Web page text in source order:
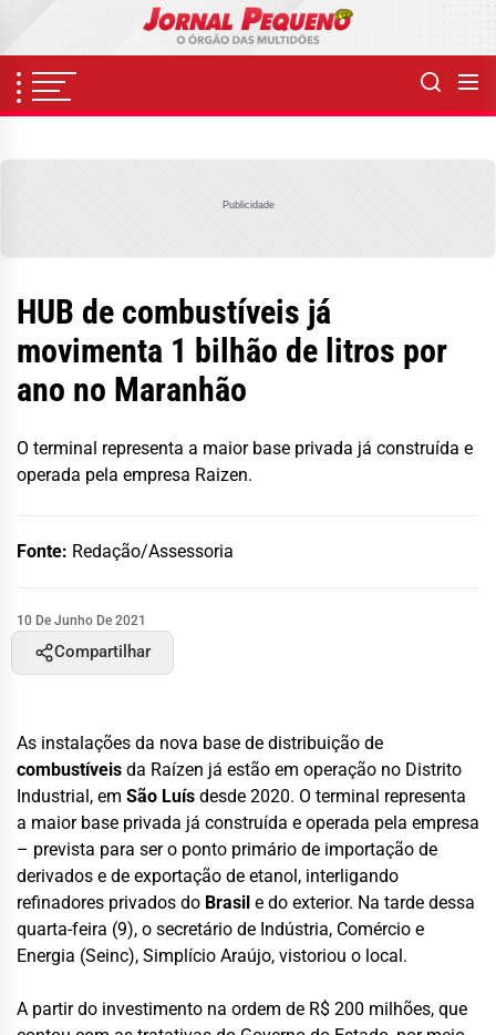
content
Publicidade
HUB de combustíveis já
movimenta 1 bilhão de litros por
ano no Maranhão
O terminal representa a maior base privada já construída e
operada pela empresa Raizen.
Fonte: Redação/Assessoria
10 De Junho De 2021
Compartilhar
As instalações da nova base de distribuição de
combustíveis da Raízen já estão em operação no Distrito
Industrial, em São Luís desde 2020. O terminal representa
a maior base privada já construída e operada pela empresa
– prevista para ser o ponto primário de importação de
derivados e de exportação de etanol, interligando
refinadores privados do Brasil e do exterior. Na tarde dessa
quarta-feira (9), o secretário de Indústria, Comércio e
Energia (Seinc), Simplício Araújo, vistoriou o local.
A partir do investimento na ordem de R$ 200 milhões, que